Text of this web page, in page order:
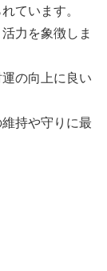
ています。
力を象徴しま
の向上に良い
持や守りに最